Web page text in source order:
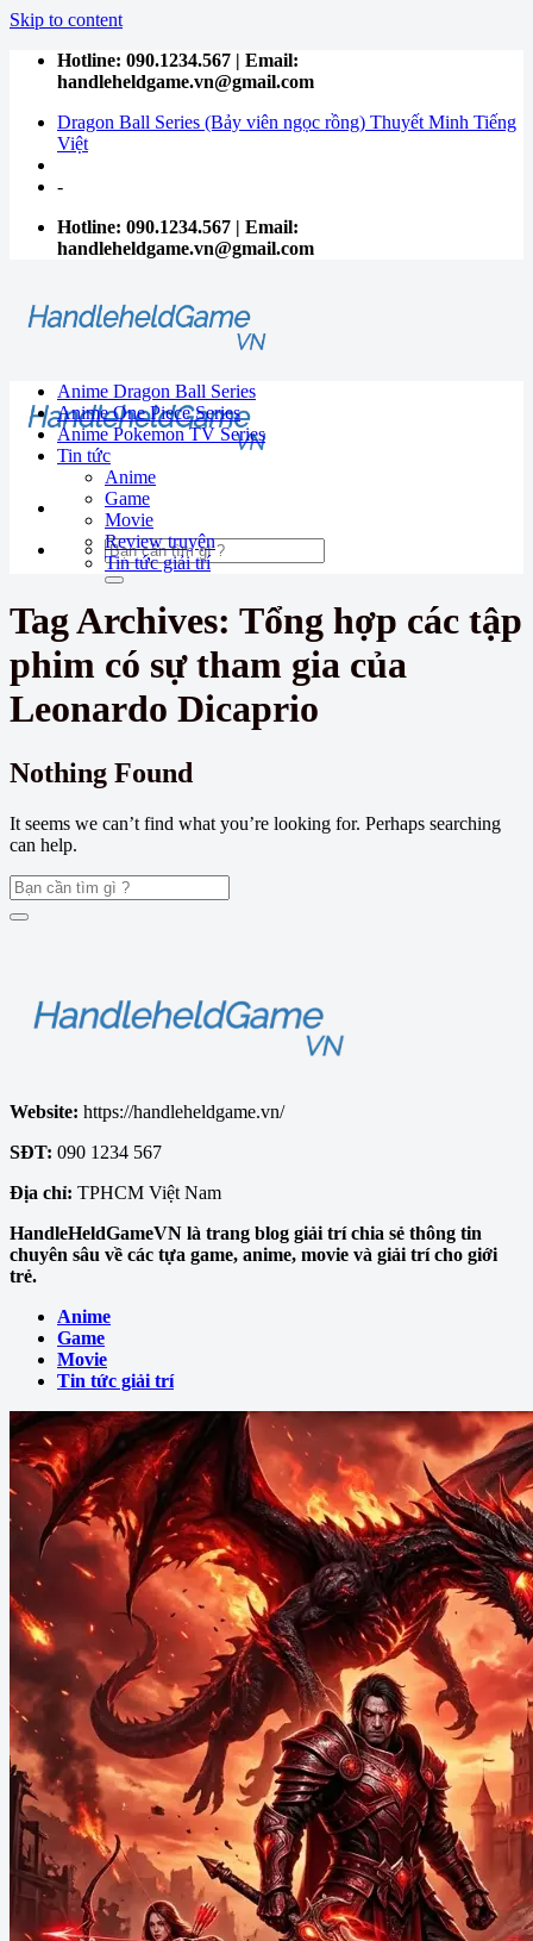
Skip to content
Hotline: 090.1234.567 | Email:
handleheldgame.vn@gmail.com
Dragon Ball Series (Bảy viên ngọc rồng) Thuyết Minh Tiếng
Việt
-
Hotline: 090.1234.567 | Email:
handleheldgame.vn@gmail.com
Anime Dragon Ball Series
Anime One Piece Series
Anime Pokemon TV Series
Tin tức
Anime
Game
Movie
Review truyện
Tin tức giải trí
Tag Archives: Tổng hợp các tập
phim có sự tham gia của
Leonardo Dicaprio
Nothing Found
It seems we can’t find what you’re looking for. Perhaps searching
can help.
Website: https://handleheldgame.vn/
SĐT: 090 1234 567
Địa chỉ: TPHCM Việt Nam
HandleHeldGameVN là trang blog giải trí chia sẻ thông tin
chuyên sâu về các tựa game, anime, movie và giải trí cho giới
trẻ.
Anime
Game
Movie
Tin tức giải trí